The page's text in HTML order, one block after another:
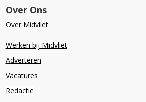
Over Ons
Over Midvliet
Werken bij Midvliet
Adverteren
Vacatures
Redactie